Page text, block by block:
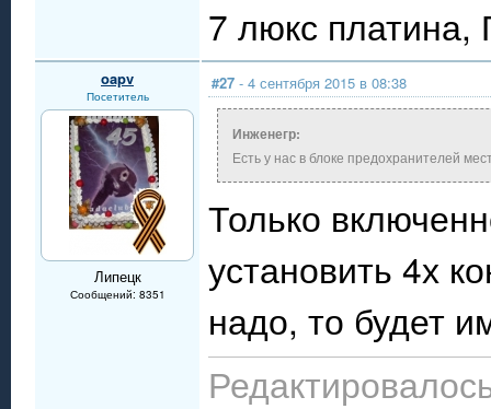
7 люкс
oapv
Посетитель
Липецк
Сообщений: 8351
#27 - 4 сентября 2015 в 08:38
Инженегр:
Есть у нас в блоке предохранителей
Только
установить 4х
надо, то будет